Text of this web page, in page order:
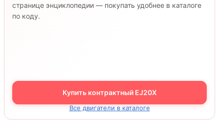
странице энциклопедии — покупать удобнее в каталоге
по коду.
Купить контрактный EJ20X
Все двигатели в каталоге